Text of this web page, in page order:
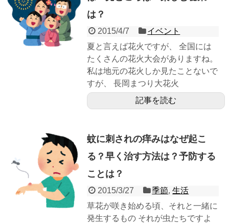
は？
2015/4/7
イベント
夏と言えば花火ですが、 全国には
たくさんの花火大会がありますね。
私は地元の花火しか見たことないで
すが、 長岡まつり大花火
記事を読む
蚊に刺されの痒みはなぜ起こ
る？早く治す方法は？予防する
ことは？
2015/3/27 季節,生活
草花が咲き始める頃、それと一緒に
発生するもの それが虫たちですよ